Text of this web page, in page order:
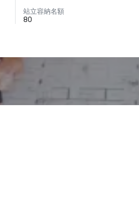
站立容納名額
80